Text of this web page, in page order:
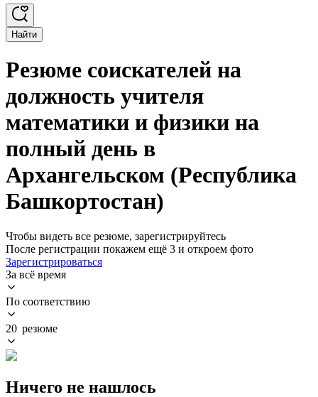
Найти
Резюме соискателей на
должность учителя
математики и физики на
полный день в
Архангельском (Республика
Башкортостан)
Чтобы видеть все резюме, зарегистрируйтесь
После регистрации покажем ещё 3 и откроем фото
Зарегистрироваться
За всё время
По соответствию
20 резюме
Ничего не нашлось